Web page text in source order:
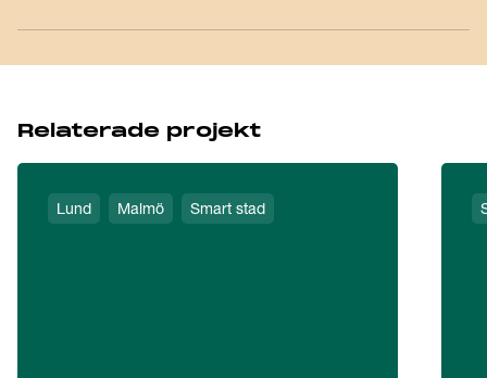
Relaterade projekt
Lund Malmö Smart stad